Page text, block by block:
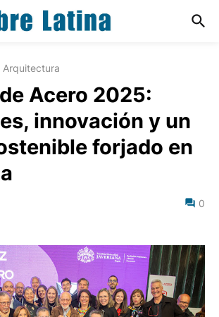
Arquitectura
Acero 2025:
innovación y un
forjado en
0